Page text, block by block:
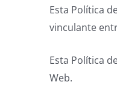
Esta Política
vinculante
Esta Política
Web.